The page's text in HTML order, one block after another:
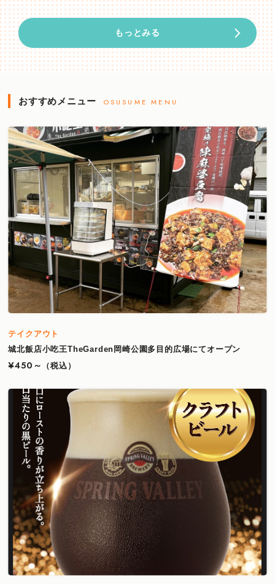
もっとみる
おすすめメニュー OSUSUME MENU
テイクアウト
城北飯店小吃王TheGarden岡崎公園多目的広場にてオープン
¥450～
（税込）